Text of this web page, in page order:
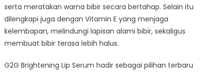
serta meratakan warna bibir secara bertahap. Selain itu
dilengkapi juga dengan Vitamin E yang menjaga
kelembapan, melindungi lapisan alami bibir, sekaligus
membuat bibir terasa lebih halus.
G2G Brightening Lip Serum hadir sebagai pilihan terbaru